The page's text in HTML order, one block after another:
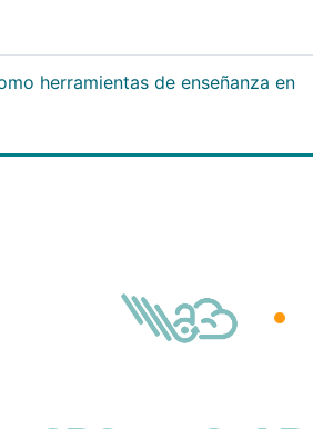
herramientas de enseñanza en